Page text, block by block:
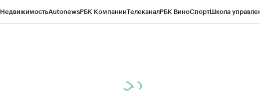
НедвижимостьAutonewsРБК КомпанииТелеканалРБК ВиноСпортШкола